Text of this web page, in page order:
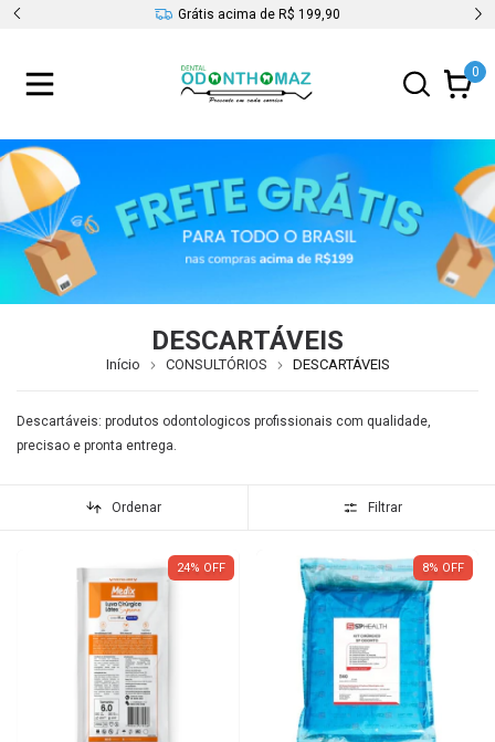
Grátis acima de R$ 199,90
0
DESCARTÁVEIS
Início CONSULTÓRIOS DESCARTÁVEIS
Descartáveis: produtos odontologicos profissionais com qualidade,
precisao e pronta entrega.
Ordenar Filtrar
24% OFF 8% OFF